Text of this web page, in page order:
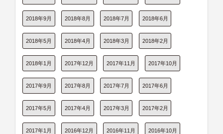
2018年9月 2018年8月 2018年7月 2018年6月
2018年5月 2018年4月 2018年3月 2018年2月
2018年1月 2017年12月 2017年11月 2017年10月
2017年9月 2017年8月 2017年7月 2017年6月
2017年5月 2017年4月 2017年3月 2017年2月
2017年1月 2016年12月 2016年11月 2016年10月